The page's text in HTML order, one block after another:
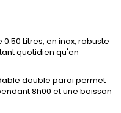
Litres, en inox, robuste
quotidien qu'en
double paroi permet
8h00 et une boisson